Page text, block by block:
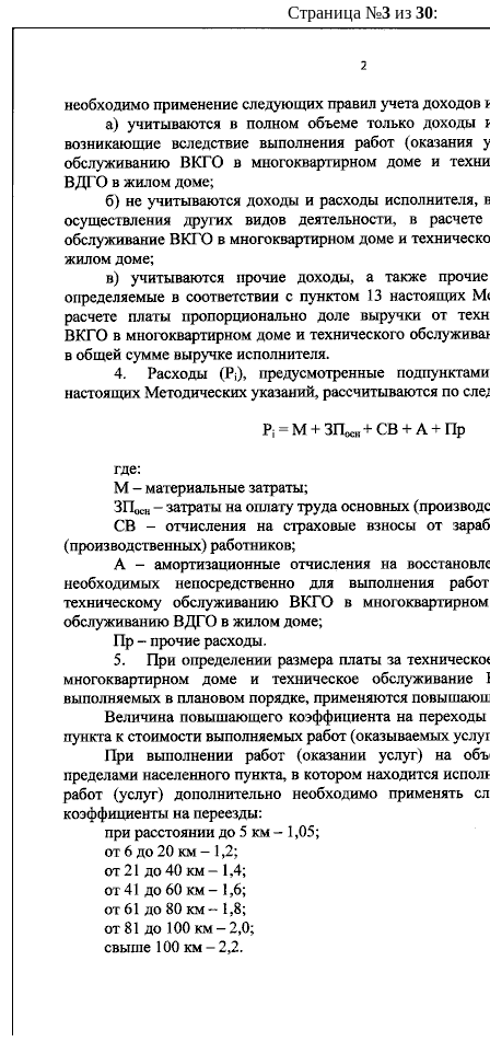
Страница №3из 30: